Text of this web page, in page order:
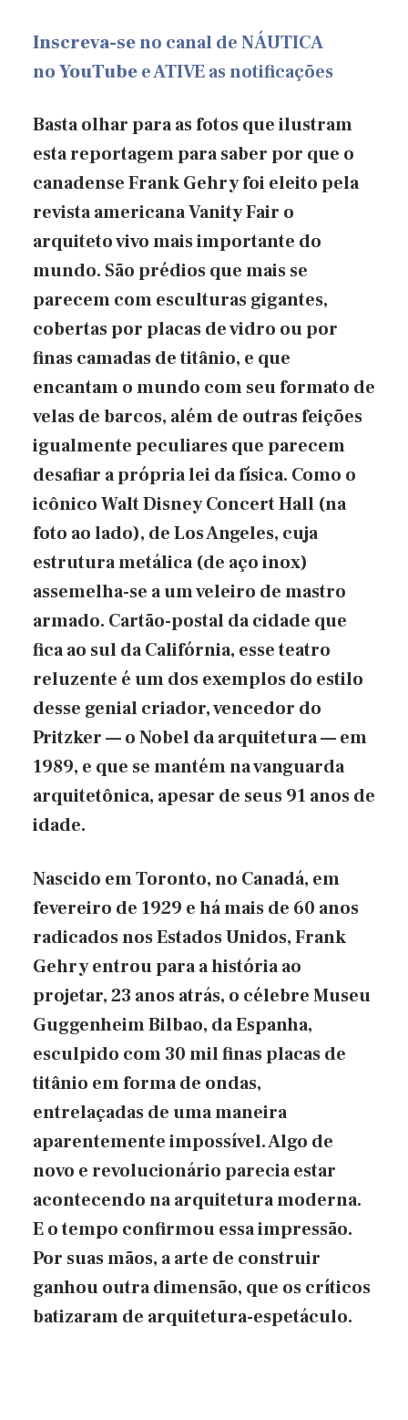
Inscreva-seno canal de NÁUTICA
noYouTubee ATIVE as notificações
Basta olhar para as fotos que ilustram
esta reportagem para saber por que o
canadense Frank Gehry foi eleito pela
revista americana Vanity Fair o
arquiteto vivo mais importante do
mundo. São prédios que mais se
parecem com esculturas gigantes,
cobertas por placas de vidro ou por
finas camadas de titânio, e que
encantam o mundo com seu formato de
velas de barcos, além de outras feições
igualmente peculiares que parecem
desafiar a própria lei da física. Como o
icônico Walt Disney Concert Hall (na
foto ao lado), de Los Angeles, cuja
estrutura metálica (de aço inox)
assemelha-se a um veleiro de mastro
armado. Cartão-postal da cidade que
fica ao sul da Califórnia, esse teatro
reluzente é um dos exemplos do estilo
desse genial criador, vencedor do
Pritzker — o Nobel da arquitetura — em
1989, e que se mantém na vanguarda
arquitetônica, apesar de seus 91 anos de
idade.
Nascido em Toronto, no Canadá, em
fevereiro de 1929 e há mais de 60 anos
radicados nos Estados Unidos, Frank
Gehry entrou para a história ao
projetar, 23 anos atrás, o célebre Museu
Guggenheim Bilbao, da Espanha,
esculpido com 30 mil finas placas de
titânio em forma de ondas,
entrelaçadas de uma maneira
aparentemente impossível. Algo de
novo e revolucionário parecia estar
acontecendo na arquitetura moderna.
E o tempo confirmou essa impressão.
Por suas mãos, a arte de construir
ganhou outra dimensão, que os críticos
batizaram de arquitetura-espetáculo.